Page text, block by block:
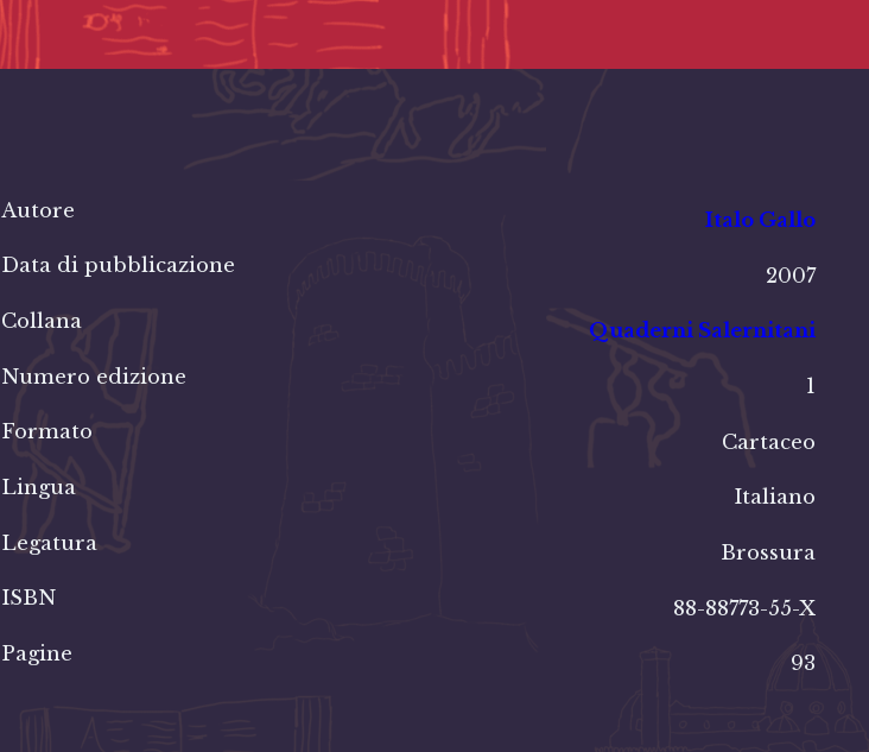
Autore
Italo Gallo
Data di pubblicazione
2007
Collana
Quaderni Salernitani
Numero edizione
1
Formato
Cartaceo
Lingua
Italiano
Legatura
Brossura
ISBN
88-88773-55-X
Pagine
93